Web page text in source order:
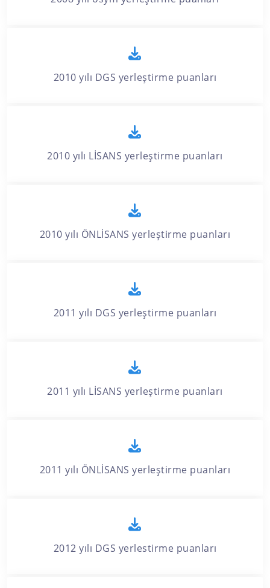
2010 yılı DGS yerleştirme puanları
2010 yılı LİSANS yerleştirme puanları
2010 yılı ÖNLİSANS yerleştirme puanları
2011 yılı DGS yerleştirme puanları
2011 yılı LİSANS yerleştirme puanları
2011 yılı ÖNLİSANS yerleştirme puanları
2012 yılı DGS yerlestirme puanları